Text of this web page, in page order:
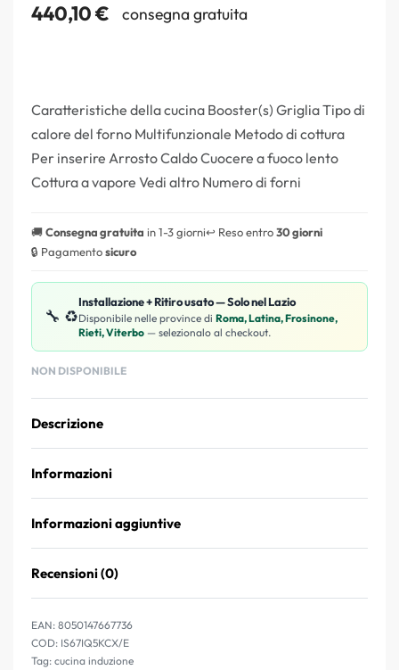
440,10€ consegna gratuita
Caratteristiche della cucina Booster(s) Griglia Tipo di
calore del forno Multifunzionale Metodo di cottura
Per inserire Arrosto Caldo Cuocere a fuoco lento
Cottura a vapore Vedi altro Numero di forni
🚚Consegna gratuita in 1-3 giorni↩️ Reso entro30 giorni
🔒 Pagamentosicuro
🔧 ♻️
Installazione + Ritiro usato — Solo nel Lazio
Disponibile nelle province di Roma, Latina, Frosinone,
Rieti, Viterbo — selezionalo al checkout.
NON DISPONIBILE
Descrizione
Informazioni
Informazioni aggiuntive
Recensioni (0)
EAN: 8050147667736
IS67IQ5KCX/E
Tag: cucina induzione